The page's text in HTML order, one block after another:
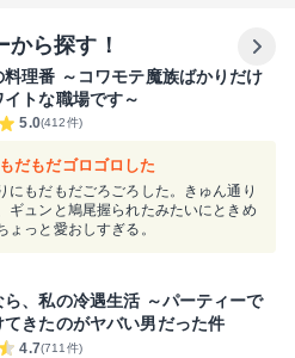
ら探す！
料理番 ～コワモテ魔族ばかりだけ
イトな職場です～
5.0(412件)
だもだゴロゴロした
にもだもだごろごろした。きゅん通り
ギュンと鳩尾握られたみたいにときめ
ょっと愛おしすぎる。
ら、私の冷遇生活 ～パーティーで
てきたのがヤバい男だった件
4.7(711件)